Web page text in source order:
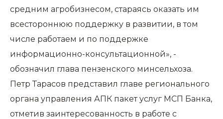
средним агробизнесом, стараясь оказать им
всестороннюю поддержку в развитии, в том
числе работаем и по поддержке
информационно-консультационной», -
обозначил глава пензенского минсельхоза.
Петр Тарасов представил главе регионального
органа управления АПК пакет услуг МСП Банка,
отметив заинтересованность в работе с